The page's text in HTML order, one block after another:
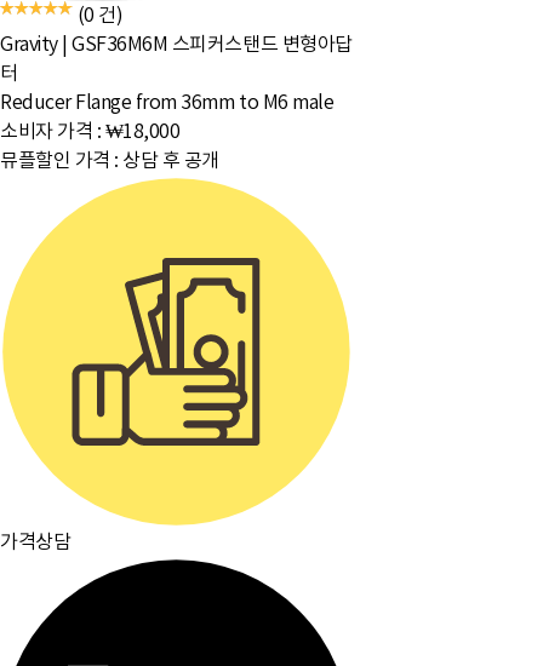
(0 건)
Gravity
GSF36M6M 스피커스탠드 변형아답
터
Reducer Flange from 36mm to M6 male
소비자 가격 : ₩18,000
뮤플할인 가격 : 상담 후 공개
가격상담